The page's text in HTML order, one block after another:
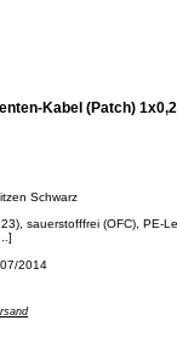
Kabel (Patch)
Schwarz
sauerstofffrei (OFC), PE-
2014